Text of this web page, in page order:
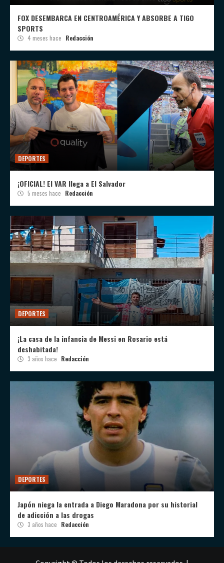
FOX DESEMBARCA EN CENTROAMÉRICA Y ABSORBE A TIGO
SPORTS
4 meses hace Redacción
DEPORTES
¡OFICIAL! El VAR llega a El Salvador
5 meses hace Redacción
DEPORTES
¡La casa de la infancia de Messi en Rosario está
deshabitada!
3 años hace Redacción
DEPORTES
Japón niega la entrada a Diego Maradona por su historial
de adicción a las drogas
3 años hace Redacción